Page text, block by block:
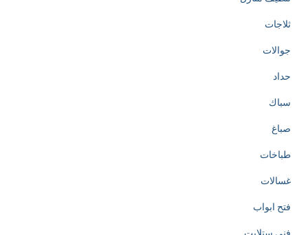
ثلاجات
جوالات
حداد
سباك
صباغ
طباخات
غسالات
فتح ابواب
فني ستلايت